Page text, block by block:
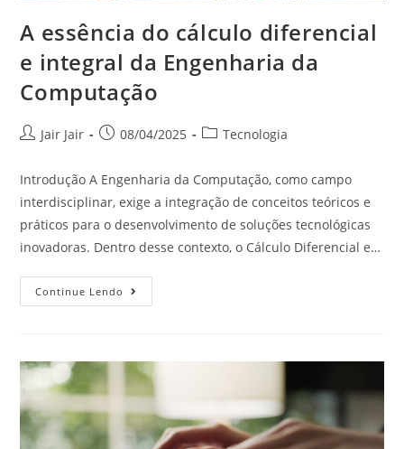
A essência do cálculo diferencial
e integral da Engenharia da
Computação
Jair Jair 08/04/2025 Tecnologia
Introdução A Engenharia da Computação, como campo
interdisciplinar, exige a integração de conceitos teóricos e
práticos para o desenvolvimento de soluções tecnológicas
inovadoras. Dentro desse contexto, o Cálculo Diferencial e…
Continue Lendo